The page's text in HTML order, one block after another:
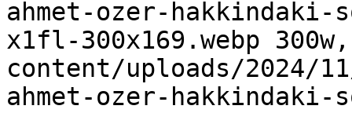
ahmet-ozer-
x1fl-300x169.webp
content/uploads/2024/
ahmet-ozer-